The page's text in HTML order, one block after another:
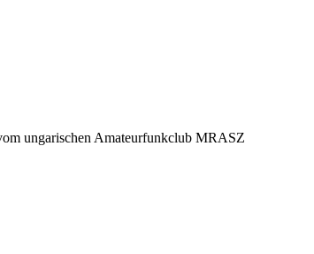
ungarischen Amateurfunkclub MRASZ